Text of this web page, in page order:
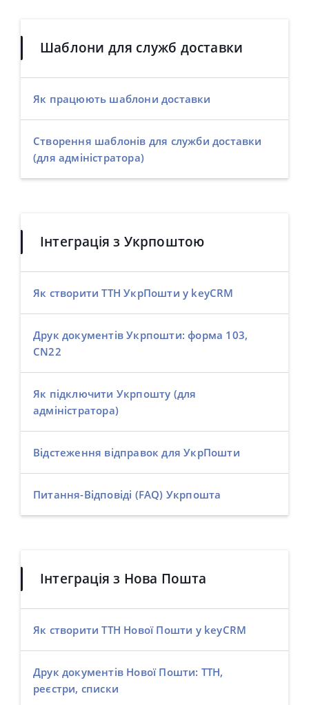
Шаблони для служб доставки
Як працюють шаблони доставки
Створення шаблонів для служби доставки
(для адміністратора)
Інтеграція з Укрпоштою
Як створити ТТН УкрПошти у keyCRM
Друк документів Укрпошти: форма 103,
CN22
Як підключити Укрпошту (для
адміністратора)
Відстеження відправок для УкрПошти
Питання-Відповіді (FAQ) Укрпошта
Інтеграція з Нова Пошта
Як створити ТТН Нової Пошти у keyCRM
Друк документів Нової Пошти: ТТН,
реєстри, списки